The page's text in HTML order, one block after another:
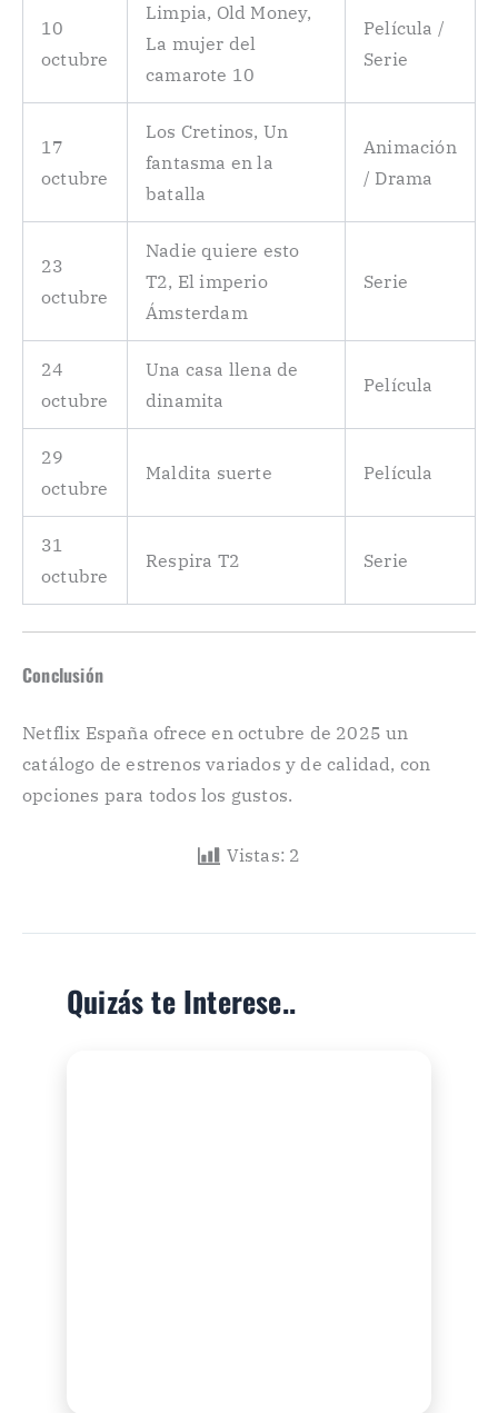
10
octubre
Limpia, Old Money,
La mujer del
camarote 10
Película /
Serie
17
octubre
Los Cretinos, Un
fantasma en la
batalla
Animación
/ Drama
23
octubre
Nadie quiere esto
T2, El imperio
Ámsterdam
Serie
24
octubre
Una casa llena de
dinamita
Película
29
octubre
Maldita suerte Película
31
octubre
Respira T2 Serie
Conclusión
Netflix España ofrece en octubre de 2025 un
catálogo de estrenos variados y de calidad, con
opciones para todos los gustos.
Vistas: 2
Quizás te Interese..